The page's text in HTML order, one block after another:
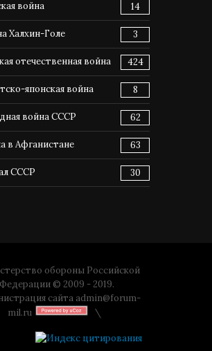
война 14
Халхин-Голе 3
отечественная война 424
японская война 8
война СССР 62
в Афганистане 63
СССР 30
обороны Российской
Федерации © 2009 - 2019.
сайта admin@forum-
mil.ru